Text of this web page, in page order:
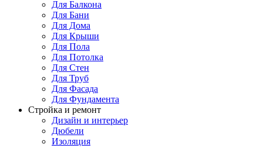
Для Балкона
Для Бани
Для Дома
Для Крыши
Для Пола
Для Потолка
Для Стен
Для Труб
Для Фасада
Для Фундамента
Стройка и ремонт
Дизайн и интерьер
Дюбели
Изоляция